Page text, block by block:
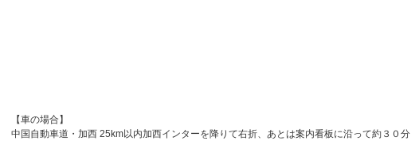
【車の場合】
中国自動車道・加西 25km以内加西インターを降りて右折、あとは案内看板に沿って約３０分